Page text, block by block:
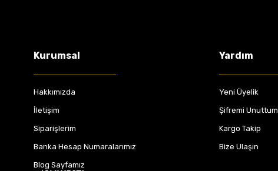
Kurumsal
Hakkımızda
İletişim
Siparişlerim
Banka Hesap Numaralarımız
Blog Sayfamız
Yardım
Yeni Üyelik
Şifremi Unuttum
Kargo Takip
Bize Ulaşın